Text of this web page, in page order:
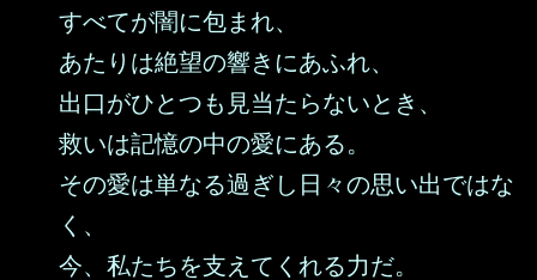
すべてが闇に包まれ、
あたりは絶望の響きにあふれ、
出口がひとつも見当たらないとき、
救いは記憶の中の愛にある。
その愛は単なる過ぎし日々の思い出ではな
く、
今、私たちを支えてくれる力だ。